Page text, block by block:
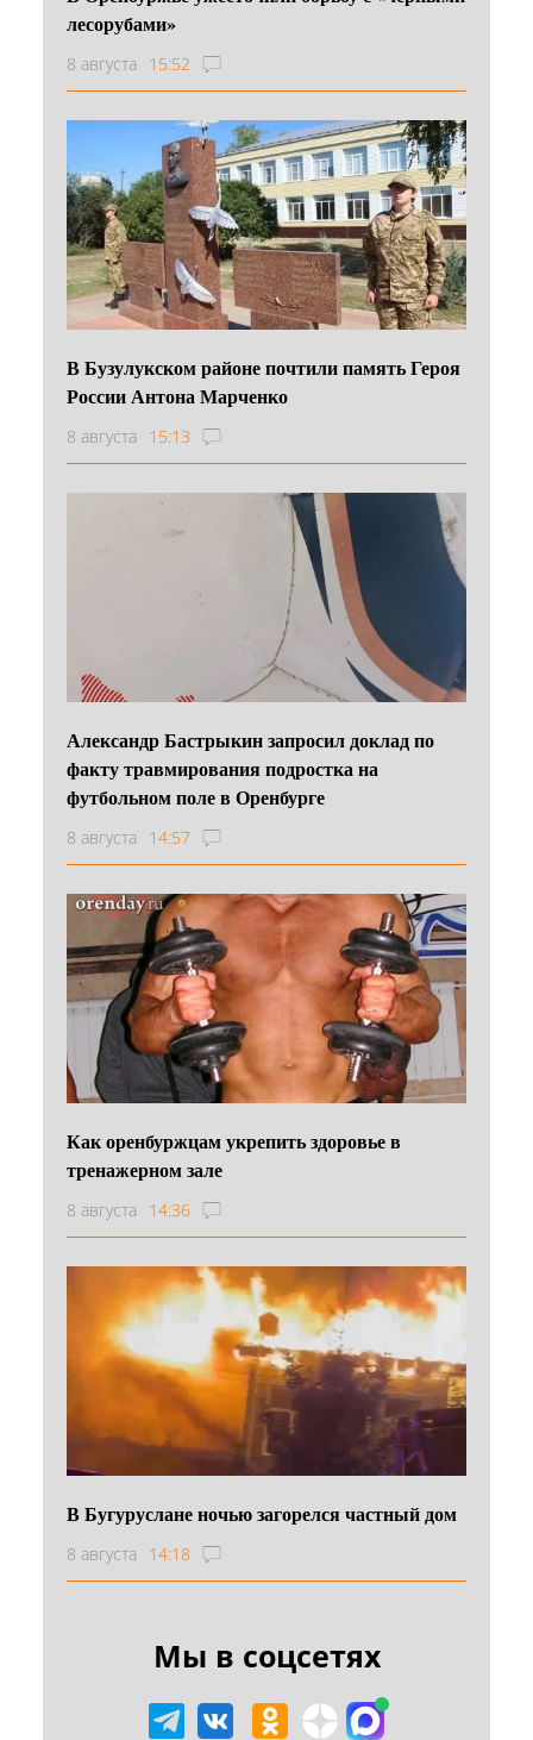
лесорубами»
8 августа 15:52
В Бузулукском районе почтили память Героя
России Антона Марченко
8 августа 15:13
Александр Бастрыкин запросил доклад по
факту травмирования подростка на
футбольном поле в Оренбурге
8 августа 14:57
Как оренбуржцам укрепить здоровье в
тренажерном зале
8 августа 14:36
В Бугуруслане ночью загорелся частный дом
8 августа 14:18
Мы в соцсетях